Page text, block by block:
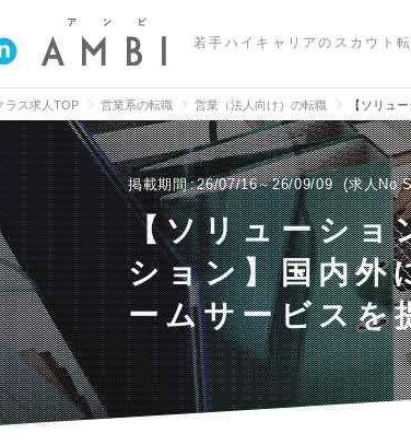
若手ハイキャリアのスカウト転
ラス求人TOP 営業系の転職 営業（法人向け）の転職 【ソリュ
掲載期間 26/07/16～26/09/09 求人
【ソリューショ
ション】国内外
ームサービスを